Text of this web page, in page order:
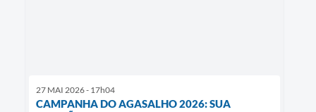
27 MAI 2026 - 17h04
CAMPANHA DO AGASALHO 2026: SUA